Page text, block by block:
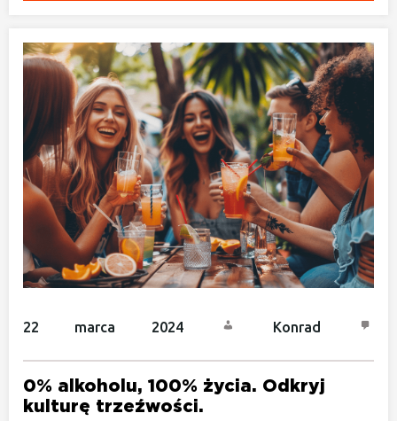
22 marca 2024 Konrad
0% alkoholu, 100% życia. Odkryj
kulturę trzeźwości.